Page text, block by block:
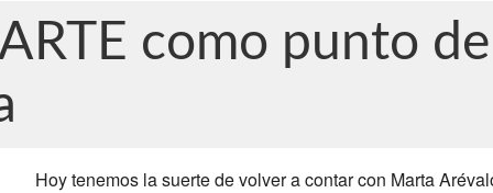
como punto
Hoy tenemos la suerte de volver a contar con Marta